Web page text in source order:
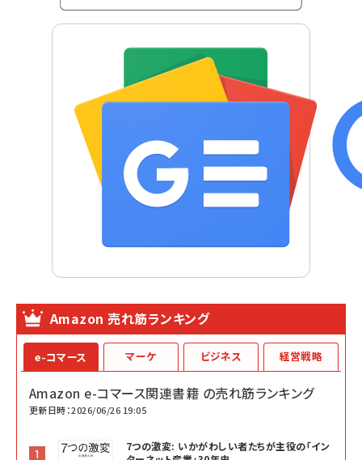
Amazon 売れ筋ランキング
e-コマース
Amazon e-コマース関連書籍 の売れ筋ランキング
更新日時：2026/06/26 19:05
7つの激変: いかがわしい者たちが主役の「イン
マーケ ビジネス 経営戦略